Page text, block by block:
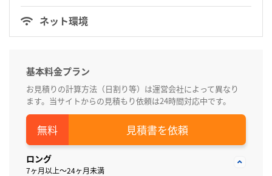
ネット環境
基本料金プラン
お見積りの計算方法（日割り等）は運営会社によって異なり
ます。当サイトからの見積もり依頼は24時間対応中です。
見積書を依頼
ロング
7ヶ月以上～24ヶ月未満